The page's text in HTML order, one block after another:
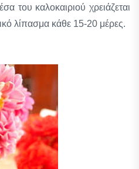
του καλοκαιριού χρειάζεται
λίπασμα κάθε 15-20 μέρες.